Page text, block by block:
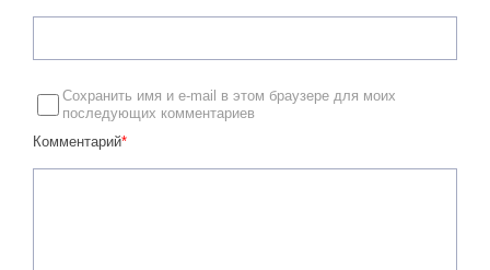
Сохранить имя и e-mail в этом браузере для моих
последующих комментариев
Комментарий*